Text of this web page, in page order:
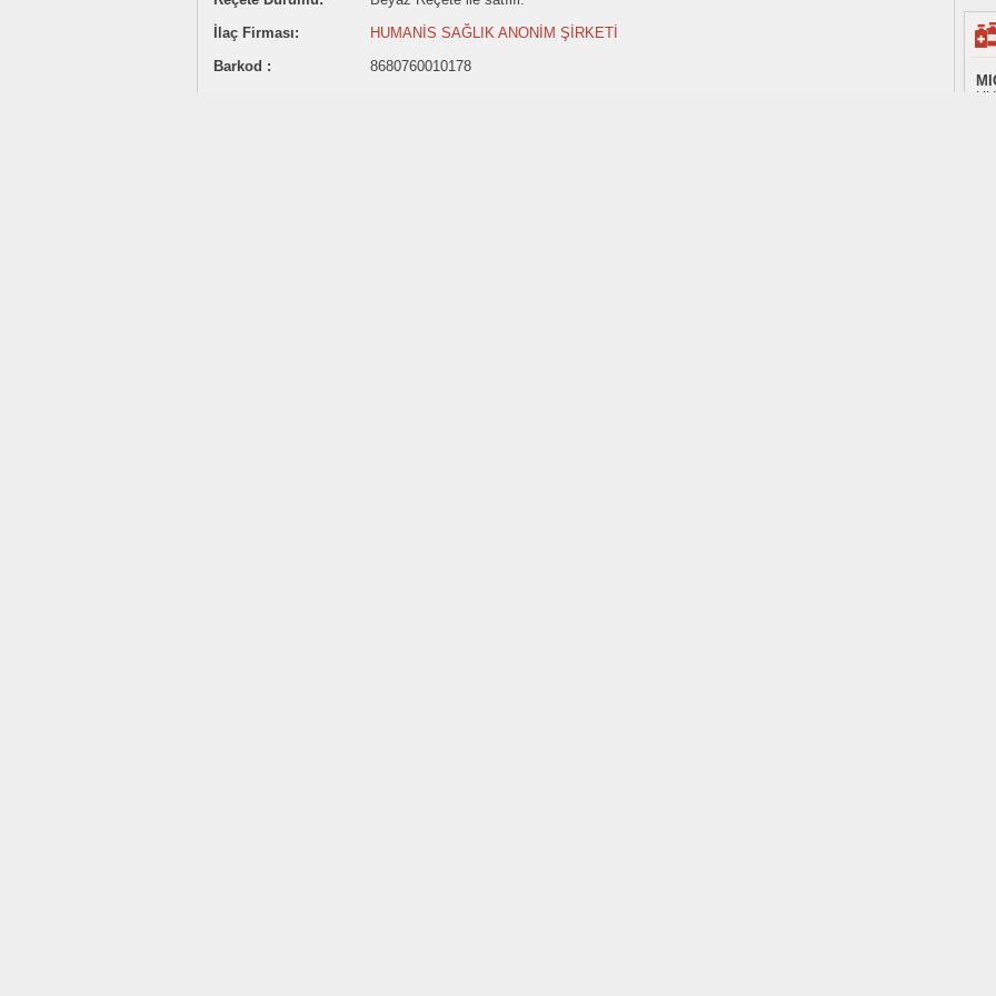
İlaç Firması:
HUMANİS SAĞLIK ANONİM ŞİRKETİ
Barkod :
8680760010178